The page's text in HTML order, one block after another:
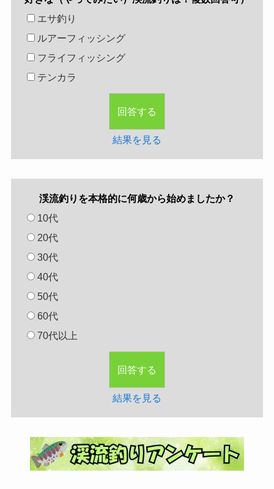
エサ釣り
ルアーフィッシング
フライフィッシング
テンカラ
結果を見る
渓流釣りを本格的に何歳から始めましたか？
10代
20代
30代
40代
50代
60代
70代以上
結果を見る